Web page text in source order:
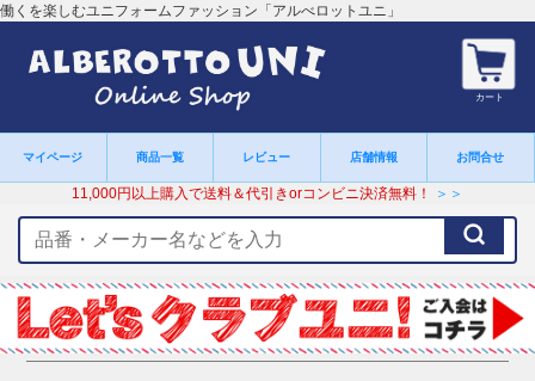
働くを楽しむユニフォームファッション「アルべロットユニ」
カート
マイページ 商品一覧 レビュー 店舗情報 お問合せ
11,000円以上購入で送料＆代引きorコンビニ決済無料！ ＞＞
ー
ワ
ー
ド